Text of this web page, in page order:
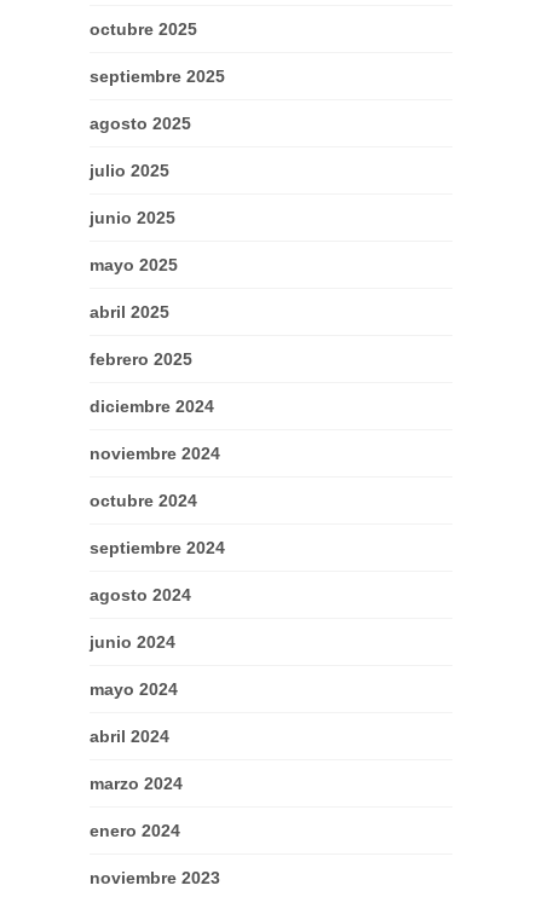
octubre 2025
septiembre 2025
agosto 2025
julio 2025
junio 2025
mayo 2025
abril 2025
febrero 2025
diciembre 2024
noviembre 2024
octubre 2024
septiembre 2024
agosto 2024
junio 2024
mayo 2024
abril 2024
marzo 2024
enero 2024
noviembre 2023